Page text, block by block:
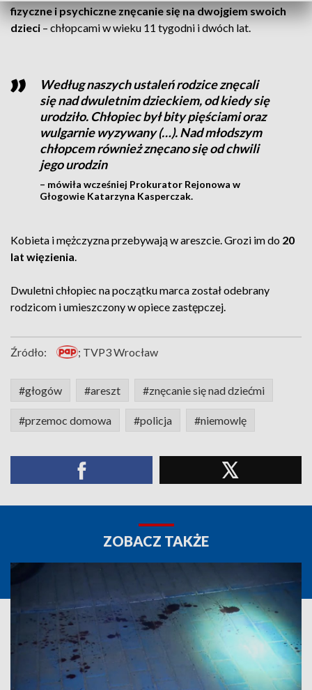
fizyczne i psychiczne znęcanie się na dwojgiem swoich
dzieci – chłopcami w wieku 11 tygodni i dwóch lat.
Według naszych ustaleń rodzice znęcali
się nad dwuletnim dzieckiem, od kiedy się
urodziło. Chłopiec był bity pięściami oraz
wulgarnie wyzywany (…). Nad młodszym
chłopcem również znęcano się od chwili
jego urodzin
– mówiła wcześniej Prokurator Rejonowa w
Głogowie Katarzyna Kasperczak.
Kobieta i mężczyzna przebywają w areszcie. Grozi im do 20
lat więzienia.
Dwuletni chłopiec na początku marca został odebrany
rodzicom i umieszczony w opiece zastępczej.
Źródło: ; TVP3 Wrocław
#głogów #areszt #znęcanie się nad dziećmi
#przemoc domowa #policja #niemowlę
ZOBACZ TAKŻE